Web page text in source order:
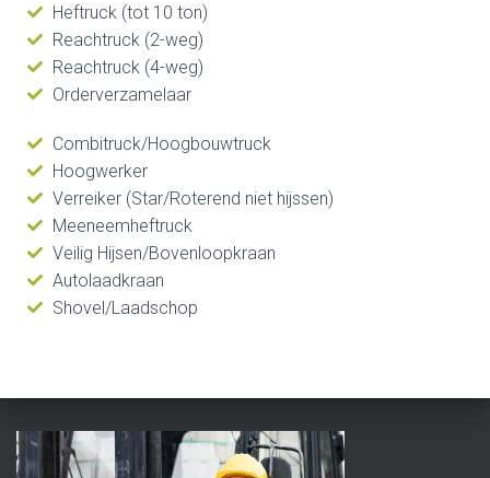
Heftruck (tot 10 ton)
Reachtruck (2-weg)
Reachtruck (4-weg)
Orderverzamelaar
Combitruck/Hoogbouwtruck
Hoogwerker
Verreiker (Star/Roterend niet hijssen)
Meeneemheftruck
Veilig Hijsen/Bovenloopkraan
Autolaadkraan
Shovel/Laadschop